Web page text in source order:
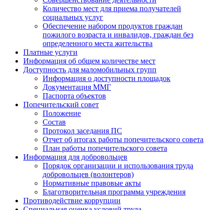
Количество мест для приема получателей
социальных услуг
Обеспечение набором продуктов граждан
пожилого возраста и инвалидов, граждан без
определенного места жительства
Платные услуги
Информация об общем количестве мест
Доступность для маломобильных групп
Информация о доступности площадок
Документация ММГ
Паспорта объектов
Попечительский совет
Положение
Состав
Протокол заседания ПС
Отчет об итогах работы попечительского совета
План работы попечительского совета
Информация для добровольцев
Порядок организации и использования труда
добровольцев (волонтеров)
Нормативные правовые акты
Благотворительная программа учреждения
Противодействие коррупции